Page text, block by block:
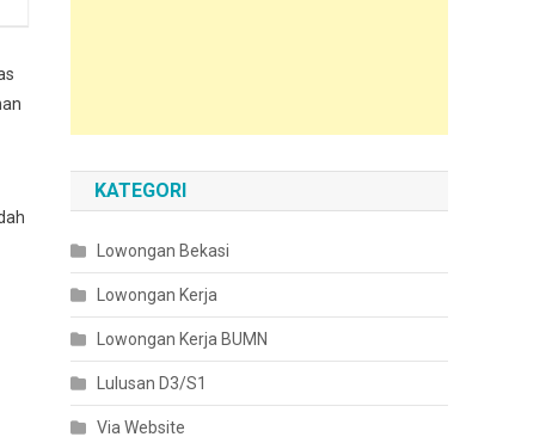
KATEGORI
Lowongan Bekasi
Lowongan Kerja
Lowongan Kerja BUMN
Lulusan D3/S1
Via Website